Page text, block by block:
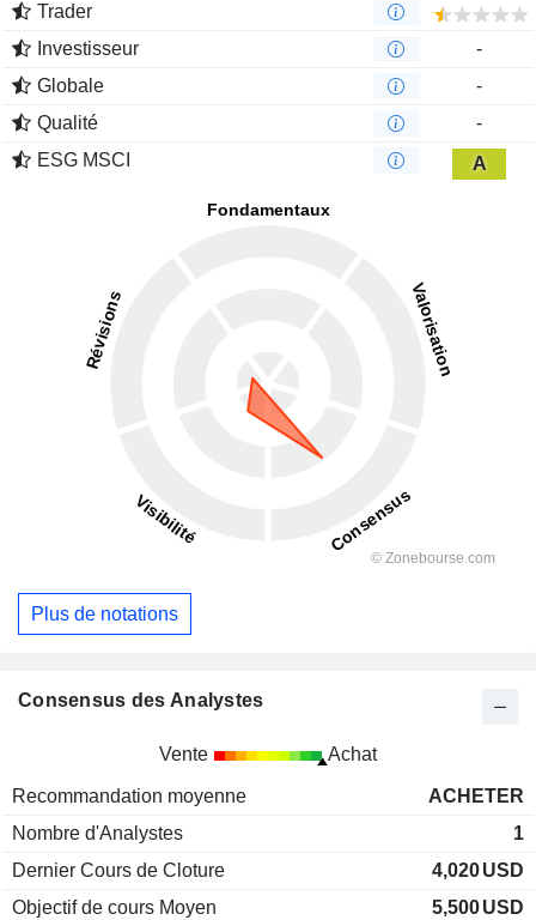
Trader
Investisseur
-
Globale
-
Qualité
-
ESG MSCI
A
Plus de notations
Consensus des Analystes
Vente Achat
Recommandation moyenne
ACHETER
Nombre d'Analystes
1
Dernier Cours de Cloture
4,020USD
Objectif de cours Moyen
5,500USD